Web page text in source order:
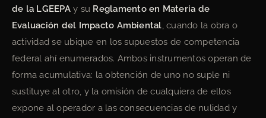
de la LGEEPAy su Reglamento en Materia de
Evaluación del Impacto Ambiental, cuando la obra o
actividad se ubique en los supuestos de competencia
federal ahí enumerados. Ambos instrumentos operan de
forma acumulativa: la obtención de uno no suple ni
sustituye al otro, y la omisión de cualquiera de ellos
expone al operador a las consecuencias de nulidad y